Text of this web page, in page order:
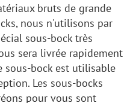
bruts de grande
nous n'utilisons par
sous-bock très
sera livrée rapidement
sous-bock est utilisable
Les sous-bocks
pour vous sont